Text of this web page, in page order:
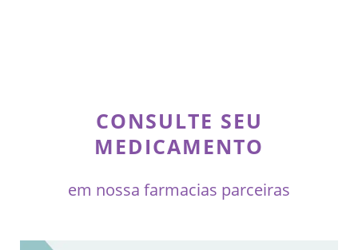
CONSULTE SEU
MEDICAMENTO
em nossa farmacias parceiras